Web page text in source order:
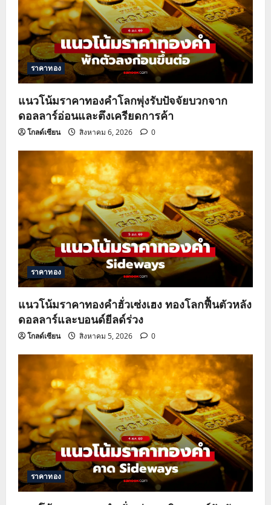
ราคาทอง
แนวโน้มราคาทองคำโลกพุ่งรับปัจจัยบวกจาก
ดอลลาร์อ่อนและตึงเครียดการค้า
โกลด์เซียน สิงหาคม 6, 2026 0
ราคาทอง
แนวโน้มราคาทองคำฮั่วเซ่งเฮง ทองโลกฟื้นตัวหลัง
ดอลลาร์และบอนด์ยีลด์ร่วง
โกลด์เซียน สิงหาคม 5, 2026 0
ราคาทอง